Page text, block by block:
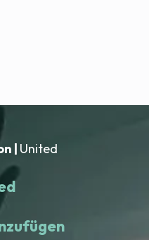
| United